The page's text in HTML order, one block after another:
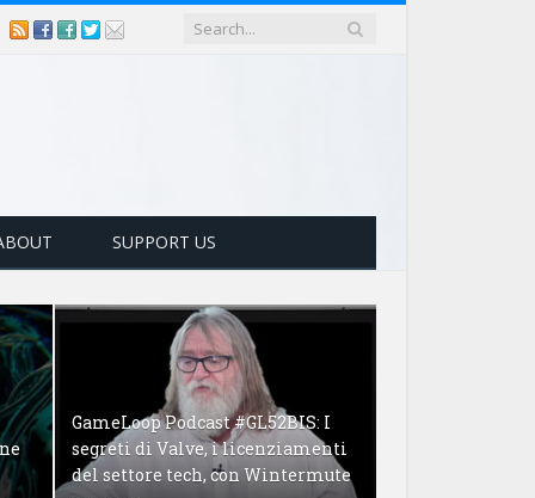
SUPPORT US
GameLoop Podcast #GL52BIS: I
segreti di Valve, i licenziamenti
del settore tech, con Wintermute